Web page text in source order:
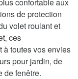
de protection
volet roulant et
ces
à toutes vos envies
pour jardin, de
de fenêtre.